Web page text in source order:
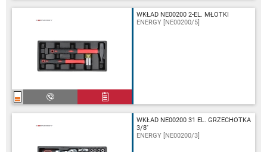
WKŁAD NE00200 2-EL. MŁOTKI
ENERGY [NE00200/5]
WKŁAD NE00200 31 EL. GRZECHOTKA
3/8''
ENERGY [NE00200/3]